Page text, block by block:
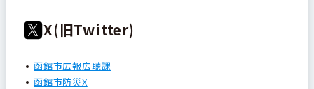
X(旧Twitter)
函館市広報広聴課
函館市防災X